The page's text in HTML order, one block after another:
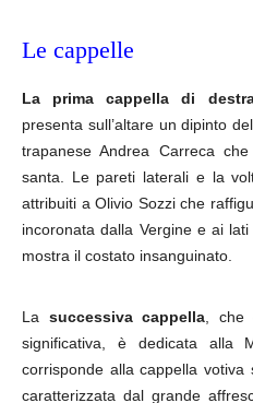
Le cappelle
La prima cappella di
presenta sull’altare un dipinto
trapanese Andrea Carreca
santa. Le pareti laterali e la
attribuiti a Olivio Sozzi che
incoronata dalla Vergine e ai
mostra il costato insanguinato.
La successiva cappella ,
significativa, è dedicata alla
corrisponde alla cappella
caratterizzata dal grande